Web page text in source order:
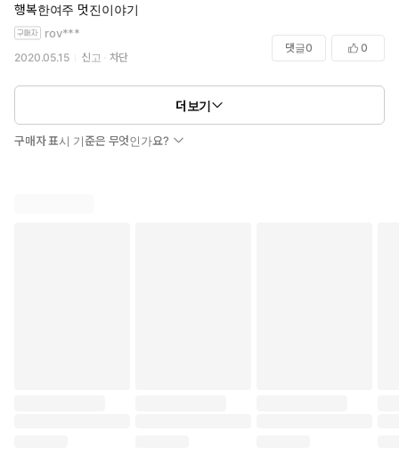
행복한여주 멋진이야기
rov***
2020.05.15 신고 차단
댓글0 0
더보기
구매자 표시 기준은 무엇인가요?